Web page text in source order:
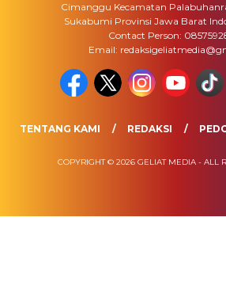
Cimanggu Kecamatan
Sukabumi Provinsi Jawa Barat
Contact Person:
Email:
TENTANG KAMI REDAKSI
COPYRIGHT © 2026 GELIAT MEDIA - ALL